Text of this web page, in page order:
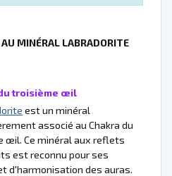
MINÉRAL LABRADORITE
troisième œil
est un minéral
associé au Chakra du
œil. Ce minéral aux reflets
est reconnu pour ses
d'harmonisation des auras.